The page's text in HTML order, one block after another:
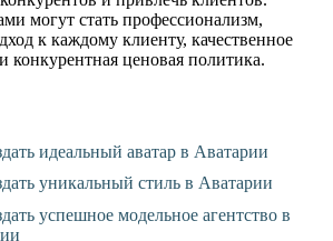
могут стать профессионализм,
к каждому клиенту, качественное
конкурентная ценовая политика.
идеальный аватар в Аватарии
уникальный стиль в Аватарии
успешное модельное агентство в